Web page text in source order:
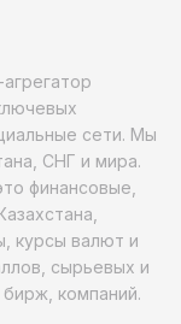
сети. Мы
СНГ и мира.
финансовые,
курсы валют и
сырьевых и
компаний.